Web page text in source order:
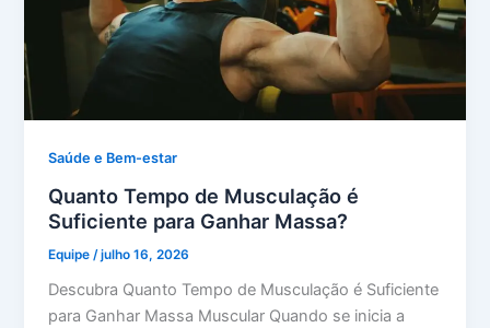
Saúde e Bem-estar
Quanto Tempo de Musculação é
Suficiente para Ganhar Massa?
Equipe /julho 16, 2026
Descubra Quanto Tempo de Musculação é Suficiente
para Ganhar Massa Muscular Quando se inicia a